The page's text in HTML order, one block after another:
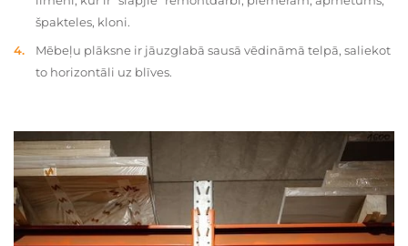
špakteles, kloni.
Mēbeļu plāksne ir jāuzglabā sausā vēdināmā telpā, saliekot
to horizontāli uz blīves.